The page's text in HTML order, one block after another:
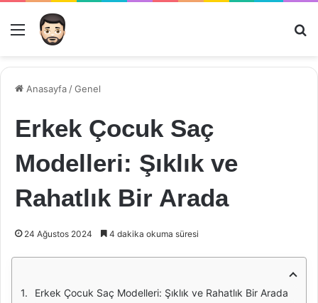
Menü
Anasayfa /Genel
Erkek Çocuk Saç
Modelleri: Şıklık ve
Rahatlık Bir Arada
24 Ağustos 2024 4 dakika okuma süresi
Erkek Çocuk Saç Modelleri: Şıklık ve Rahatlık Bir Arada